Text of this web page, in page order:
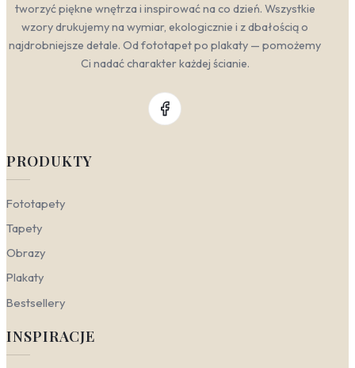
tworzyć piękne wnętrza i inspirować na co dzień. Wszystkie
wzory drukujemy na wymiar, ekologicznie i z dbałością o
najdrobniejsze detale. Od fototapet po plakaty — pomożemy
Ci nadać charakter każdej ścianie.
PRODUKTY
Fototapety
Tapety
Obrazy
Plakaty
Bestsellery
INSPIRACJE